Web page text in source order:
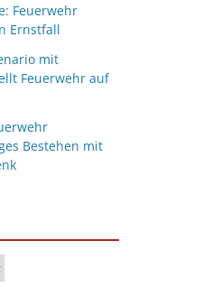
Feuerwehr
Ernstfall
mit
Feuerwehr auf
Bestehen mit